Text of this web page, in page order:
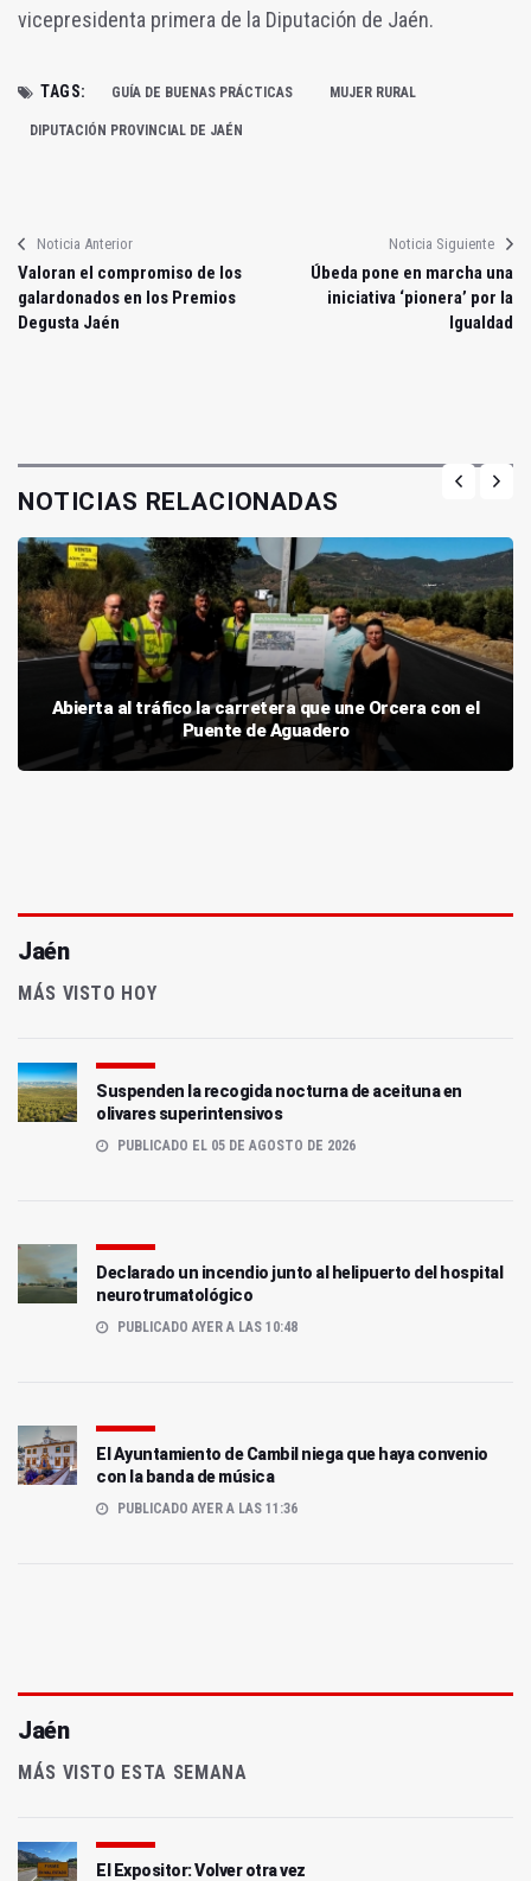
vicepresidenta primera de la Diputación de Jaén.
TAGS: GUÍA DE BUENAS PRÁCTICAS MUJER RURAL
DIPUTACIÓN PROVINCIAL DE JAÉN
Noticia Anterior
Valoran el compromiso de los
galardonados en los Premios
Degusta Jaén
Noticia Siguiente
Úbeda pone en marcha una
iniciativa ‘pionera’ por la
Igualdad
NOTICIAS RELACIONADAS
Abierta al tráfico la carretera que une Orcera con el
Puente de Aguadero
Jaén
MÁS VISTO HOY
Suspenden la recogida nocturna de aceituna en
olivares superintensivos
PUBLICADO EL 05 DE AGOSTO DE 2026
Declarado un incendio junto al helipuerto del hospital
neurotrumatológico
PUBLICADO AYER A LAS 10:48
El Ayuntamiento de Cambil niega que haya convenio
con la banda de música
PUBLICADO AYER A LAS 11:36
Jaén
MÁS VISTO ESTA SEMANA
El Expositor: Volver otra vez